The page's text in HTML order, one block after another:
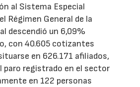
al Sistema Especial
Régimen General de la
descendió un 6,09%
con 40.605 cotizantes
en 626.171 afiliados,
paro registrado en el sector
en 122 personas